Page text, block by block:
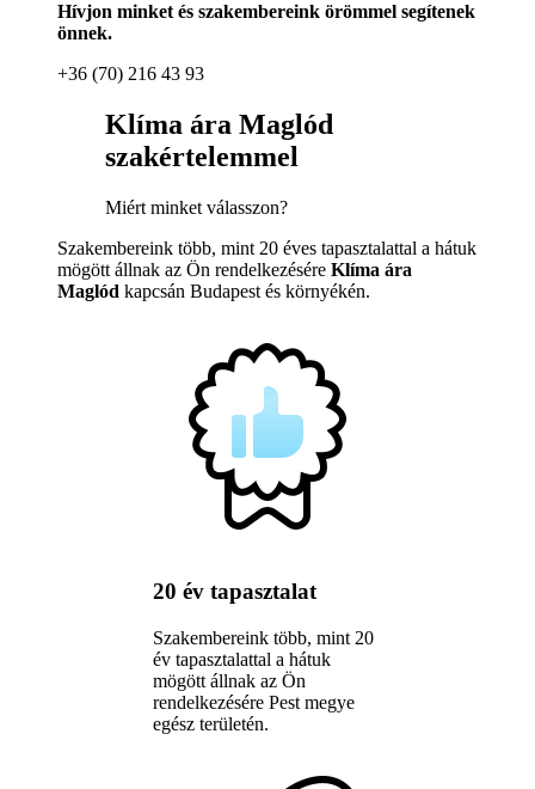
Hívjon minket és szakembereink örömmel segítenek
önnek.
+36 (70) 216 43 93
Klíma ára Maglód
szakértelemmel
Miért minket válasszon?
Szakembereink több, mint 20 éves tapasztalattal a hátuk
mögött állnak az Ön rendelkezésére Klíma ára
Maglód kapcsán Budapest és környékén.
20 év tapasztalat
Szakembereink több, mint 20
év tapasztalattal a hátuk
mögött állnak az Ön
rendelkezésére Pest megye
egész területén.